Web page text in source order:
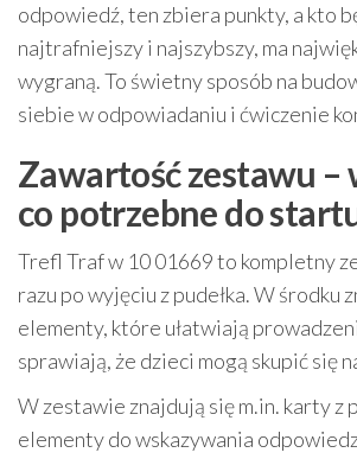
odpowiedź, ten zbiera punkty, a kto
najtrafniejszy i najszybszy, ma
wygraną. To świetny sposób na
siebie w odpowiadaniu i ćwiczenie
Zawartość zestawu –
co potrzebne do
Trefl Traf w 10 01669 to kompletny
razu po wyjęciu z pudełka. W środku
elementy, które ułatwiają
sprawiają, że dzieci mogą skupić się
W zestawie znajdują się m.in. karty z
elementy do wskazywania